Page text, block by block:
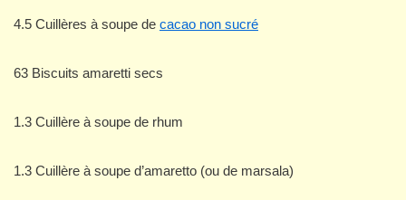
4.5 Cuillères à soupe de cacao non sucré
63 Biscuits amaretti secs
1.3 Cuillère à soupe de rhum
1.3 Cuillère à soupe d’amaretto (ou de marsala)